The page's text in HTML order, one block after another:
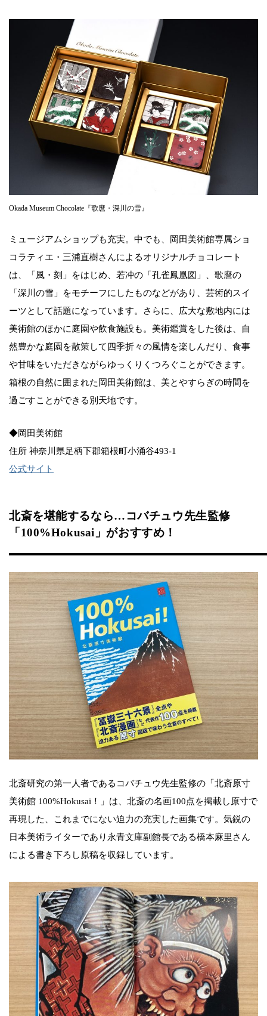
Okada Museum Chocolate『歌麿・深川の雪』
ミュージアムショップも充実。中でも、岡田美術館専属ショ
コラティエ・三浦直樹さんによるオリジナルチョコレート
は、「風・刻」をはじめ、若冲の「孔雀鳳凰図」、歌麿の
「深川の雪」をモチーフにしたものなどがあり、芸術的スイ
ーツとして話題になっています。さらに、広大な敷地内には
美術館のほかに庭園や飲食施設も。美術鑑賞をした後は、自
然豊かな庭園を散策して四季折々の風情を楽しんだり、食事
や甘味をいただきながらゆっくりくつろぐことができます。
箱根の自然に囲まれた岡田美術館は、美とやすらぎの時間を
過ごすことができる別天地です。
◆岡田美術館
住所 神奈川県足柄下郡箱根町小涌谷493-1
公式サイト
北斎を堪能するなら…コバチュウ先生監修
「100%Hokusai」がおすすめ！
北斎研究の第一人者であるコバチュウ先生監修の「北斎原寸
美術館 100%Hokusai！」は、北斎の名画100点を掲載し原寸で
再現した、これまでにない迫力の充実した画集です。気鋭の
日本美術ライターであり永青文庫副館長である橋本麻里さん
による書き下ろし原稿を収録しています。